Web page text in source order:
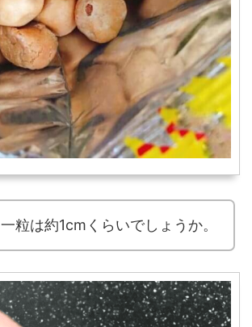
一粒は約1cmくらいでしょうか。